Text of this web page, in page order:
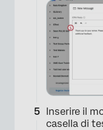
Inserire il
casella di